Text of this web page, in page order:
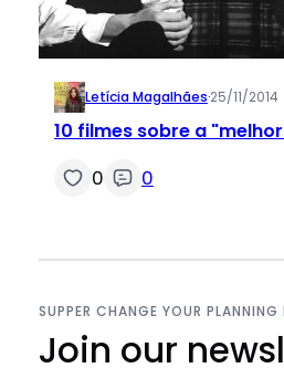
Letícia Magalhães·25/11/2014
10 filmes sobre a
0 0
SUPPER CHANGE YOUR PLANNING
Join our